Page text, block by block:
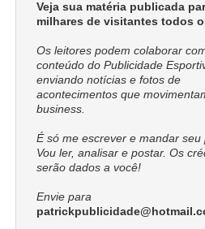
Veja sua matéria publicada
milhares de visitantes todos
Os leitores podem colaborar
conteúdo do Publicidade
enviando notícias e fotos de
acontecimentos que
business.
É só me escrever e mandar seu
Vou ler, analisar e postar. Os
serão dados a você!
Envie para